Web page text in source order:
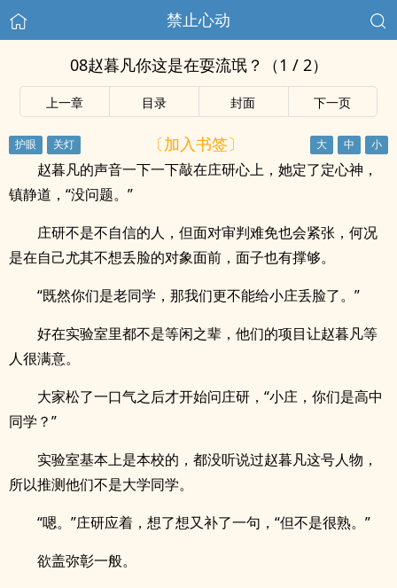
禁止心动
08赵暮凡你这是在耍流氓？（1 / 2）
上一章 目录 封面 下一页
〔加入书签〕
赵暮凡的声音一下一下敲在庄研心上，她定了定心神，
镇静道，“没问题。”
庄研不是不自信的人，但面对审判难免也会紧张，何况
是在自己尤其不想丢脸的对象面前，面子也有撑够。
“既然你们是老同学，那我们更不能给小庄丢脸了。”
好在实验室里都不是等闲之辈，他们的项目让赵暮凡等
人很满意。
大家松了一口气之后才开始问庄研，“小庄，你们是高中
同学？”
实验室基本上是本校的，都没听说过赵暮凡这号人物，
所以推测他们不是大学同学。
“嗯。”庄研应着，想了想又补了一句，“但不是很熟。”
欲盖弥彰一般。